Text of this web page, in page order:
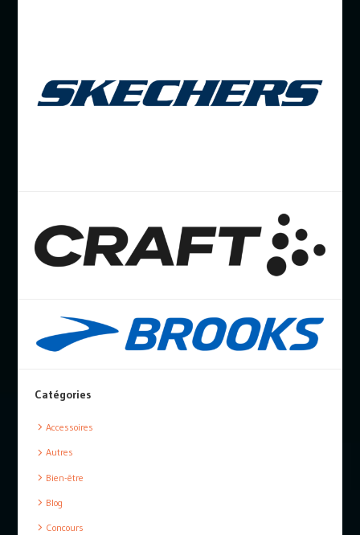
Catégories
Accessoires
Autres
Bien-être
Blog
Concours